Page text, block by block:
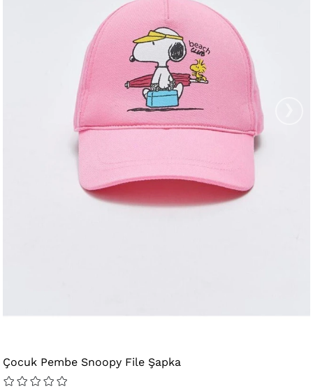
Çocuk Pembe Snoopy File Şapka